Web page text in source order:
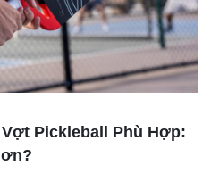
Pickleball Phù Hợp: